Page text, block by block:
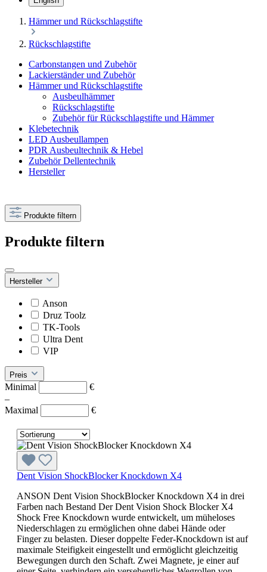
Hämmer und Rückschlagstifte
Rückschlagstifte
Carbonstangen und Zubehör
Lackierständer und Zubehör
Hämmer und Rückschlagstifte
Ausbeulhämmer
Rückschlagstifte
Zubehör für Rückschlagstifte und Hämmer
Klebetechnik
LED Ausbeullampen
PDR Ausbeultechnik & Hebel
Zubehör Dellentechnik
Hersteller
Produkte filtern
Produkte filtern
Hersteller
Anson
Druz Toolz
TK-Tools
Ultra Dent
VIP
Preis
Minimal
€
–
Maximal
€
Dent Vision ShockBlocker Knockdown X4
ANSON Dent Vision ShockBlocker Knockdown X4 in drei
Farben nach Bestand Der Dent Vision Shock Blocker X4
Shock Free Knockdown wurde entwickelt, um müheloses
Niederschlagen zu ermöglichen ohne dabei Hände oder
Finger zu belasten. Dieser doppelte Feder-Knockdown ist auf
maximale Steifigkeit eingestellt und ermöglicht gleichzeitig
Bewegungen durch den Schaft. Zwei Magnete, je einer auf